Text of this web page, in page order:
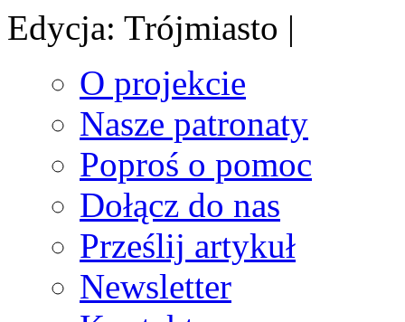
Edycja: Trójmiasto |
O projekcie
Nasze patronaty
Poproś o pomoc
Dołącz do nas
Prześlij artykuł
Newsletter